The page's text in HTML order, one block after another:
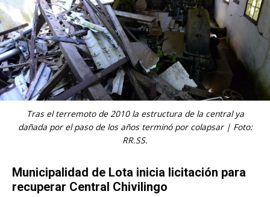
Tras el terremoto de 2010 la estructura de la central ya
dañada por el paso de los años terminó por colapsar | Foto:
RR.SS.
Municipalidad de Lota inicia licitación para
recuperar Central Chivilingo